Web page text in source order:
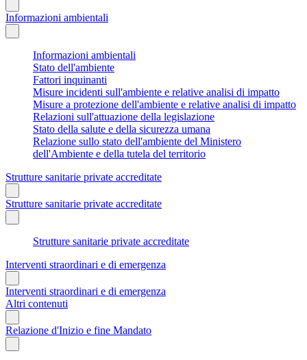
Informazioni ambientali
Informazioni ambientali
Stato dell'ambiente
Fattori inquinanti
Misure incidenti sull'ambiente e relative analisi di impatto
Misure a protezione dell'ambiente e relative analisi di impatto
Relazioni sull'attuazione della legislazione
Stato della salute e della sicurezza umana
Relazione sullo stato dell'ambiente del Ministero
dell'Ambiente e della tutela del territorio
Strutture sanitarie private accreditate
Strutture sanitarie private accreditate
Strutture sanitarie private accreditate
Interventi straordinari e di emergenza
Interventi straordinari e di emergenza
Altri contenuti
Relazione d'Inizio e fine Mandato